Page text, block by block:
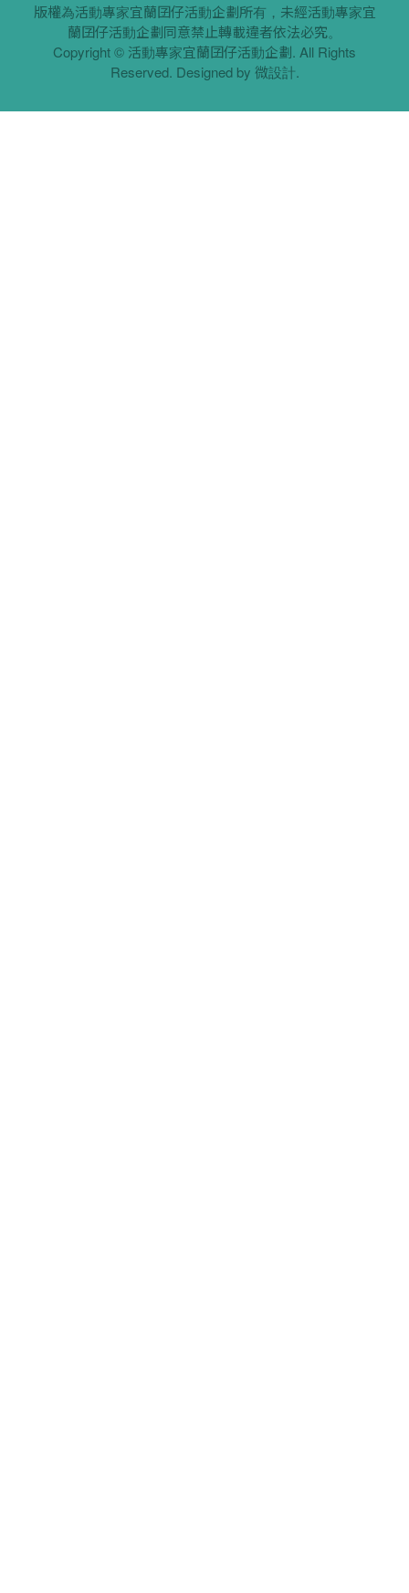
版權為活動專家宜蘭囝仔活動企劃所有，未經活動專家宜
蘭囝仔活動企劃同意禁止轉載違者依法必究。
Copyright © 活動專家宜蘭囝仔活動企劃. All Rights
Reserved. Designed by 微設計.